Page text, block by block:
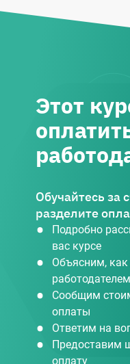
Этот
Обучайтесь за
разделите
Подробно
вас курсе
Объясним, как
работодателем
Сообщим
оплаты
Ответим на
Предоставим
оплату